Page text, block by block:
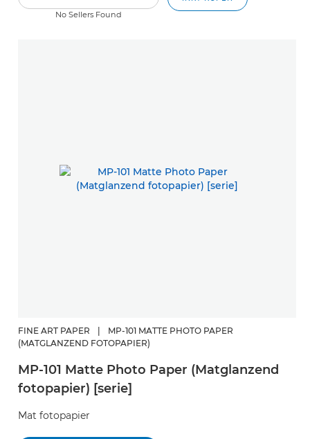
No Sellers Found
FINE ART PAPER
MP-101 MATTE PHOTO PAPER
(MATGLANZEND FOTOPAPIER)
MP-101 Matte Photo Paper (Matglanzend
fotopapier) [serie]
Mat fotopapier